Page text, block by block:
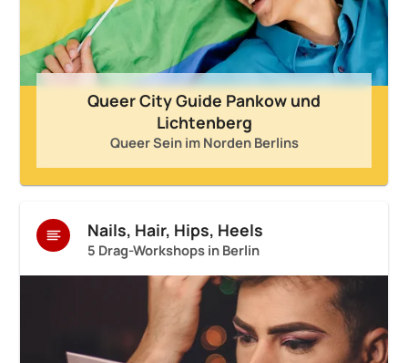
Queer City Guide Pankow und
Lichtenberg
Queer Sein im Norden Berlins
Nails, Hair, Hips, Heels
5 Drag-Workshops in Berlin